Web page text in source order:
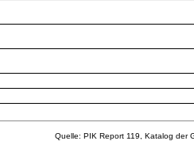
Quelle: PIK Report 119, Katalog der